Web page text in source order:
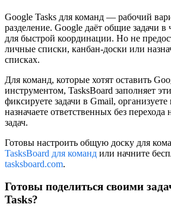
Google Tasks для команд — рабочий
разделение. Google даёт общие задачи в
для быстрой координации. Но не
личные списки, канбан-доски или
списках.
Для команд, которые хотят оставить
инструментом, TasksBoard заполняет
фиксируете задачи в Gmail,
назначаете ответственных без
задач.
Готовы настроить общую доску для
TasksBoard для команд или начните
tasksboard.com.
Готовы поделиться своими
Tasks?